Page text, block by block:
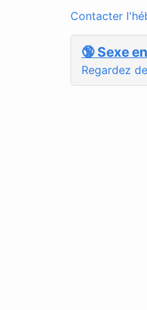
Contacter
🔞 Sexe
Regardez